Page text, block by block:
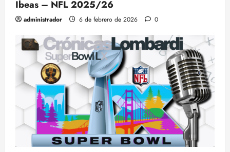
Ibeas – NFL 2025/26
administrador 6 de febrero de 2026 0